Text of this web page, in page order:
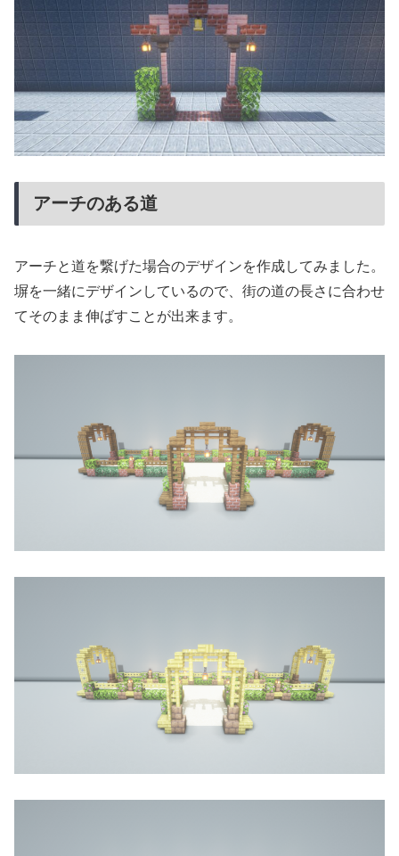
アーチのある道
アーチと道を繋げた場合のデザインを作成してみました。
塀を一緒にデザインしているので、街の道の長さに合わせ
てそのまま伸ばすことが出来ます。